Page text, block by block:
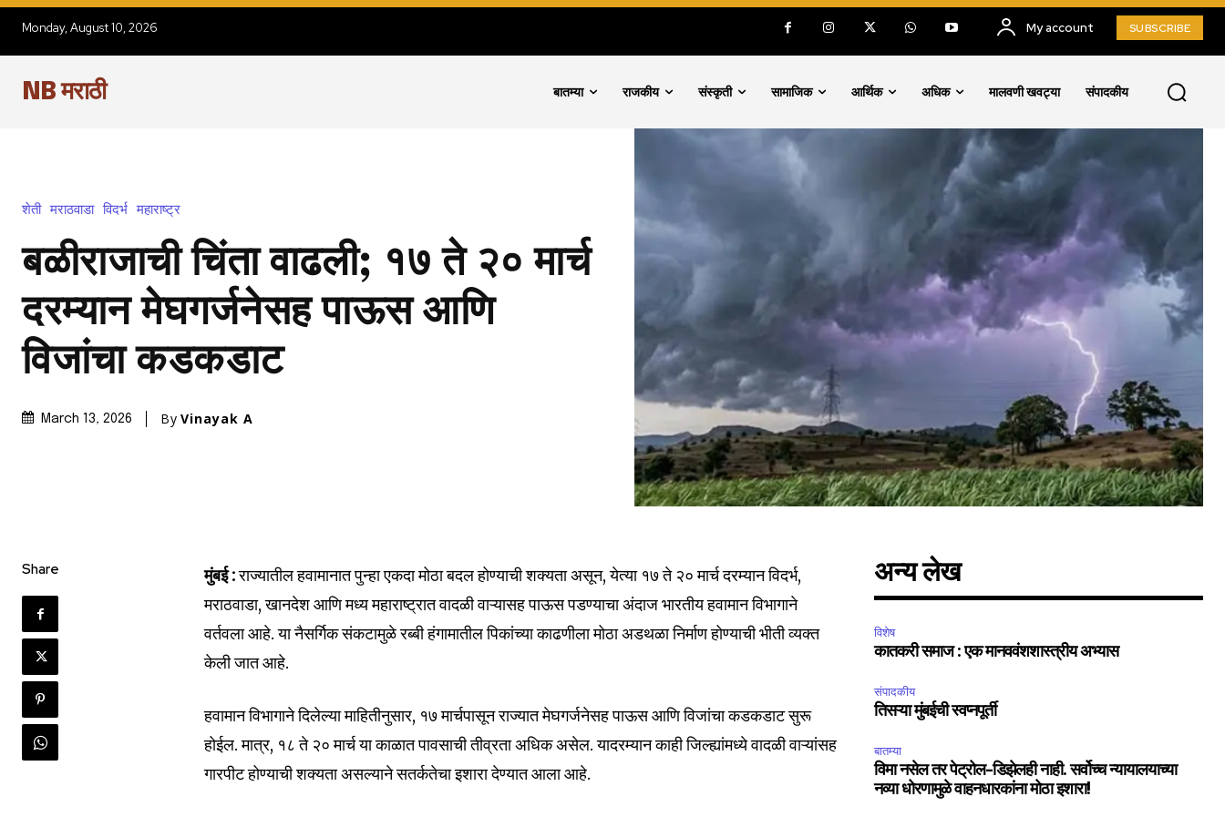
Join our community of
SUBSCRIBERS and be part
of the conversation.
SUBSCRIBE
Monday, August 10, 2026 My account SUBSCRIBE
NB मराठी बातम्या राजकीय संस्कृती सामाजिक आर्थिक अधिक मालवणी खवट्या संपादकीय
शेती मराठवाडा विदर्भ महाराष्ट्र
बळीराजाची चिंता वाढली; १७ ते २० मार्च
दरम्यान मेघगर्जनेसह पाऊस आणि
विजांचा कडकडाट
March 13, 2026 By Vinayak A
Share मुंबई :राज्यातील हवामानात पुन्हा एकदा मोठा बदल होण्याची शक्यता असून, येत्या १७ ते २० मार्च दरम्यान विदर्भ,
मराठवाडा, खानदेश आणि मध्य महाराष्ट्रात वादळी वाऱ्यासह पाऊस पडण्याचा अंदाज भारतीय हवामान विभागाने
वर्तवला आहे. या नैसर्गिक संकटामुळे रब्बी हंगामातील पिकांच्या काढणीला मोठा अडथळा निर्माण होण्याची भीती व्यक्त
केली जात आहे.
हवामान विभागाने दिलेल्या माहितीनुसार, १७ मार्चपासून राज्यात मेघगर्जनेसह पाऊस आणि विजांचा कडकडाट सुरू
होईल. मात्र, १८ ते २० मार्च या काळात पावसाची तीव्रता अधिक असेल. यादरम्यान काही जिल्ह्यांमध्ये वादळी वाऱ्यांसह
गारपीट होण्याची शक्यता असल्याने सतर्कतेचा इशारा देण्यात आला आहे.
अन्य लेख
विशेष
कातकरी समाज : एक मानववंशशास्त्रीय अभ्यास
संपादकीय
तिसऱ्या मुंबईची स्वप्नपूर्ती
बातम्या
विमा नसेल तर पेट्रोल-डिझेलही नाही. सर्वोच्च न्यायालयाच्या
नव्या धोरणामुळे वाहनधारकांना मोठा इशारा!